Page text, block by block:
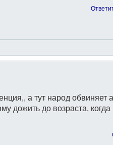
а тут народ обвиняет
дожить до возраста,